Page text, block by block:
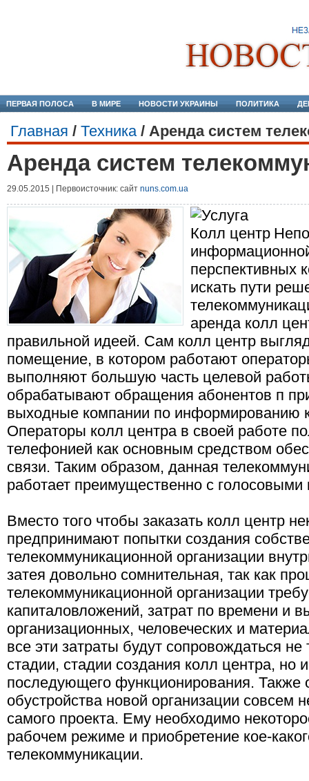
ПЕРВАЯ ПОЛОСА В МИРЕ НОВОСТИ УКРАИНЫ ПОЛИТИКА
Главная / Техника/ Аренда систем
Аренда систем
29.05.2015 | Первоисточник: сайт nuns.com.ua
перспективных
искать пути
аренда колл
правильной идеей. Сам колл центр
помещение, в котором работают
выполняют большую часть целевой
обрабатывают обращения абонентов п
выходные компании по информированию
Операторы колл центра в своей работе
телефонией как основным средством
связи. Таким образом, данная
работает преимущественно с голосовыми
Вместо того чтобы заказать колл центр
предпринимают попытки создания
телекоммуникационной организации
затея довольно сомнительная, так как
телекоммуникационной организации
капиталовложений, затрат по времени и
организационных, человеческих и
все эти затраты будут сопровождаться
стадии, стадии создания колл центра, но
последующего функционирования. Также
обустройства новой организации совсем
самого проекта. Ему необходимо
рабочем режиме и приобретение кое-
телекоммуникации.